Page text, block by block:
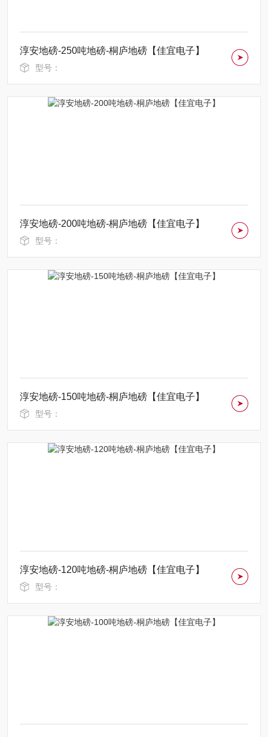
淳安地磅-250吨地磅-桐庐地磅【佳宜电子】
型号：
淳安地磅-200吨地磅-桐庐地磅【佳宜电子】
型号：
淳安地磅-150吨地磅-桐庐地磅【佳宜电子】
型号：
淳安地磅-120吨地磅-桐庐地磅【佳宜电子】
型号：